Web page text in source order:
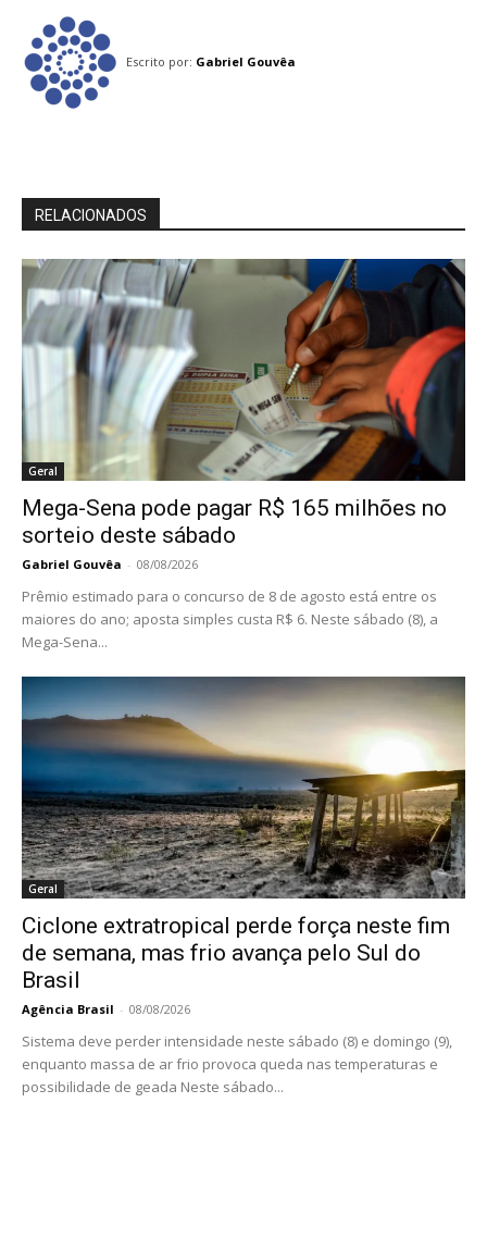
Escrito por: Gabriel Gouvêa
RELACIONADOS
Geral
Mega-Sena pode pagar R$ 165 milhões no
sorteio deste sábado
Gabriel Gouvêa - 08/08/2026
Prêmio estimado para o concurso de 8 de agosto está entre os
maiores do ano; aposta simples custa R$ 6. Neste sábado (8), a
Mega-Sena...
Geral
Ciclone extratropical perde força neste fim
de semana, mas frio avança pelo Sul do
Brasil
Agência Brasil - 08/08/2026
Sistema deve perder intensidade neste sábado (8) e domingo (9),
enquanto massa de ar frio provoca queda nas temperaturas e
possibilidade de geada Neste sábado...